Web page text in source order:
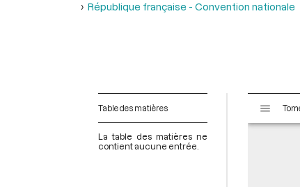
République française - Convention nationale
Table des matières
La table des matières ne
contient aucune entrée.
s